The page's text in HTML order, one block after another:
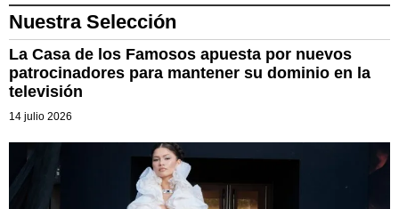
Nuestra Selección
La Casa de los Famosos apuesta por nuevos
patrocinadores para mantener su dominio en la
televisión
14 julio 2026